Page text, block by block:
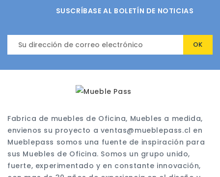
SUSCRÍBASE AL BOLETÍN DE NOTICIAS
Fabrica de muebles de Oficina, Muebles a medida,
envienos su proyecto a ventas@mueblepass.cl en
Mueblepass somos una fuente de inspiración para
sus Muebles de Oficina. Somos un grupo unido,
fuerte, experimentado y en constante innovación,